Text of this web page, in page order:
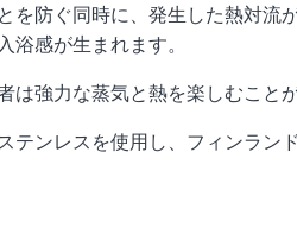
を防ぐ同時に、発生した熱対流
浴感が生まれます。
は強力な蒸気と熱を楽しむことが
テンレスを使用し、フィンラン